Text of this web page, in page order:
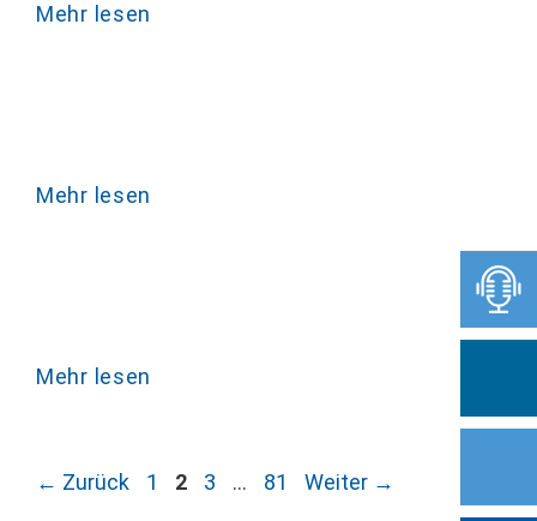
Mehr lesen
Mehr lesen
Mehr lesen
← Zurück Seite
1 Seite
2 Seite
3 … Seite
81 Weiter →